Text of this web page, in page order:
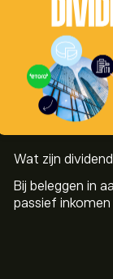
Wat zijn
Bij beleggen in
passief